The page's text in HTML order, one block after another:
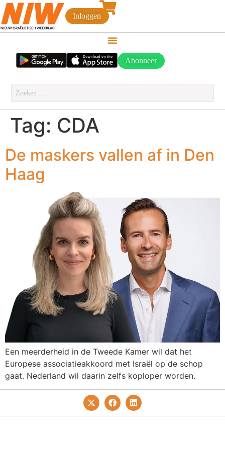
Inloggen
Abonneer
Tag: CDA
De maskers vallen af in Den
Haag
Een meerderheid in de Tweede Kamer wil dat het
Europese associatieakkoord met Israël op de schop
gaat. Nederland wil daarin zelfs koploper worden.